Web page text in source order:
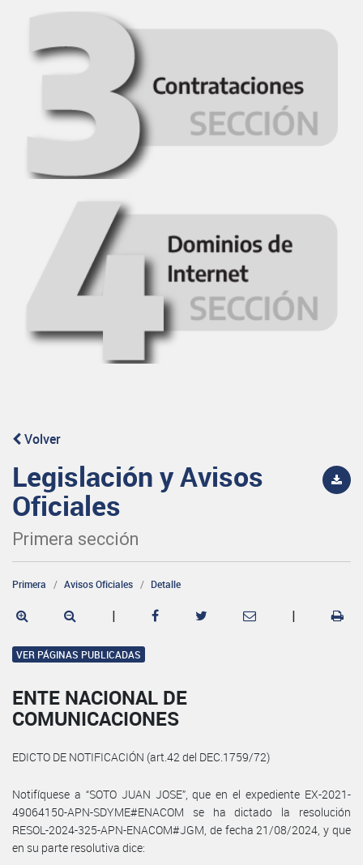
Volver
Legislación y Avisos
Oficiales
Primera sección
Primera Avisos Oficiales Detalle
| |
VER PÁGINAS PUBLICADAS
ENTE NACIONAL DE
COMUNICACIONES
EDICTO DE NOTIFICACIÓN (art.42 del DEC.1759/72)
Notifíquese a “SOTO JUAN JOSE”, que en el expediente EX-2021-
49064150-APN-SDYME#ENACOM se ha dictado la resolución
RESOL-2024-325-APN-ENACOM#JGM, de fecha 21/08/2024, y que
en su parte resolutiva dice: